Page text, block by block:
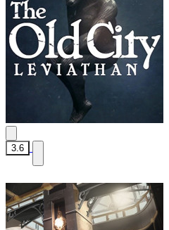
3.6